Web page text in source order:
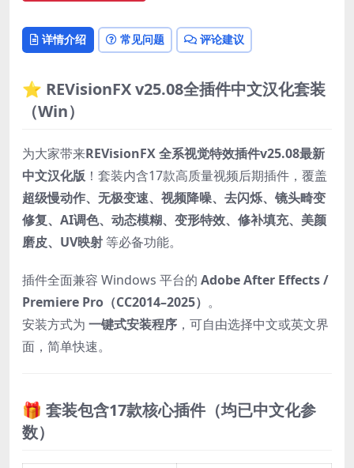
详情介绍 常见问题 评论建议
⭐ REVisionFX v25.08全插件中文汉化套装
（Win）
为大家带来REVisionFX 全系视觉特效插件v25.08最新
中文汉化版 ！套装内含17款高质量视频后期插件，覆盖
超级慢动作、无极变速、视频降噪、去闪烁、镜头畸变
修复、AI调色、动态模糊、变形特效、修补填充、美颜
磨皮、UV映射 等必备功能。
插件全面兼容 Windows 平台的 Adobe After Effects /
Premiere Pro（CC2014–2025） 。
安装方式为 一键式安装程序 ，可自由选择中文或英文界
面，简单快速。
🎁 套装包含17款核心插件（均已中文化参
数）